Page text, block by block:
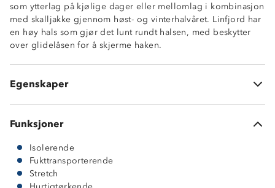
som ytterlag på kjølige dager eller mellomlag i kombinasjon
med skalljakke gjennom høst- og vinterhalvåret. Linfjord har
en høy hals som gjør det lunt rundt halsen, med beskytter
over glidelåsen for å skjerme haken.
Egenskaper
Isolerende fleece
Kontrastfelt i linblanding på albuene
Stretch
2 glidelåslommer i sidene
Høy hals med hakebeskytter på glidelåsen
Funksjoner
Isolerende
Fukttransporterende
Stretch